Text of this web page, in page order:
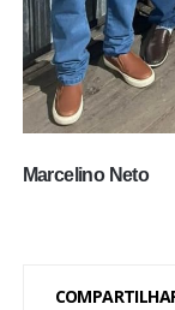
Marcelino Neto